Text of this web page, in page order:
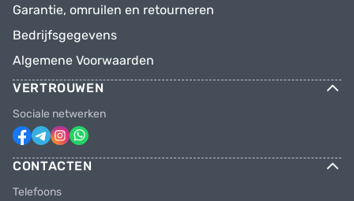
Garantie, omruilen en retourneren
Bedrijfsgegevens
Algemene Voorwaarden
VERTROUWEN
Sociale netwerken
CONTACTEN
Telefoons